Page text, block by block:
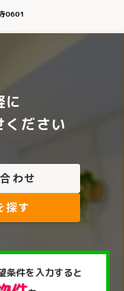
0601
に
ください
わせ
探す
条件を入力すると